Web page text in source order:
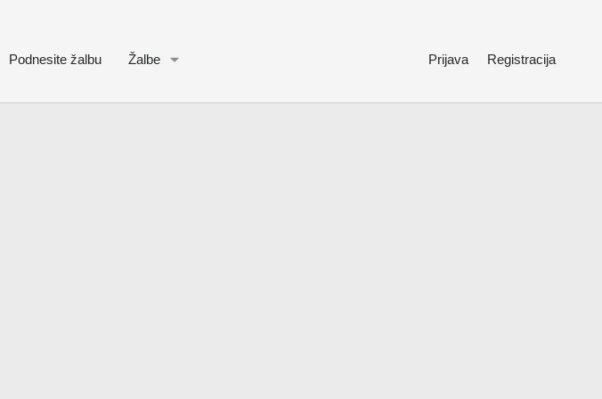
Podnesite žalbu Žalbe Prijava Registracija